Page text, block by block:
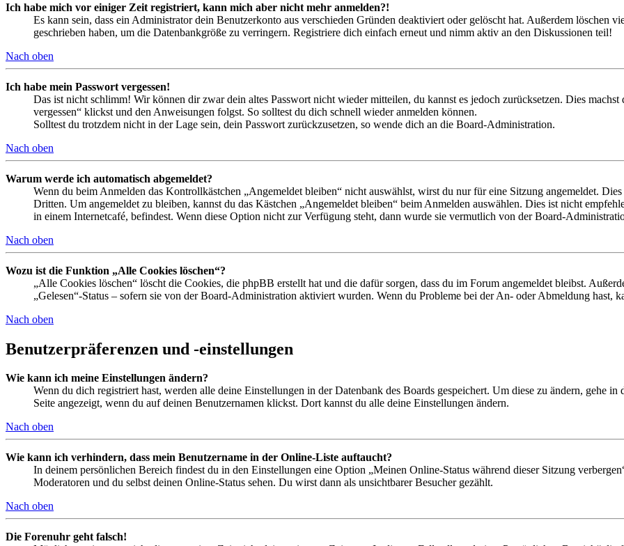
Ich habe mich vor einiger Zeit registriert, kann mich aber nicht mehr anmelden?!
Es kann sein, dass ein Administrator dein Benutzerkonto aus verschieden Gründen deaktiviert oder gelöscht hat. Außerdem löschen
geschrieben haben, um die Datenbankgröße zu verringern. Registriere dich einfach erneut und nimm aktiv an den Diskussionen teil!
Nach oben
Ich habe mein Passwort vergessen!
Das ist nicht schlimm! Wir können dir zwar dein altes Passwort nicht wieder mitteilen, du kannst es jedoch zurücksetzen. Dies
vergessen“ klickst und den Anweisungen folgst. So solltest du dich schnell wieder anmelden können.
Solltest du trotzdem nicht in der Lage sein, dein Passwort zurückzusetzen, so wende dich an die Board-Administration.
Nach oben
Warum werde ich automatisch abgemeldet?
Wenn du beim Anmelden das Kontrollkästchen „Angemeldet bleiben“ nicht auswählst, wirst du nur für eine Sitzung angemeldet.
Dritten. Um angemeldet zu bleiben, kannst du das Kästchen „Angemeldet bleiben“ beim Anmelden auswählen. Dies ist nicht
in einem Internetcafé, befindest. Wenn diese Option nicht zur Verfügung steht, dann wurde sie vermutlich von der Board-
Nach oben
Wozu ist die Funktion „Alle Cookies löschen“?
„Alle Cookies löschen“ löscht die Cookies, die phpBB erstellt hat und die dafür sorgen, dass du im Forum angemeldet bleibst.
„Gelesen“-Status – sofern sie von der Board-Administration aktiviert wurden. Wenn du Probleme bei der An- oder Abmeldung hast,
Nach oben
Benutzerpräferenzen und -einstellungen
Wie kann ich meine Einstellungen ändern?
Wenn du dich registriert hast, werden alle deine Einstellungen in der Datenbank des Boards gespeichert. Um diese zu ändern, gehe
Seite angezeigt, wenn du auf deinen Benutzernamen klickst. Dort kannst du alle deine Einstellungen ändern.
Nach oben
Wie kann ich verhindern, dass mein Benutzername in der Online-Liste auftaucht?
In deinem persönlichen Bereich findest du in den Einstellungen eine Option „Meinen Online-Status während dieser Sitzung
Moderatoren und du selbst deinen Online-Status sehen. Du wirst dann als unsichtbarer Besucher gezählt.
Nach oben
Die Forenuhr geht falsch!